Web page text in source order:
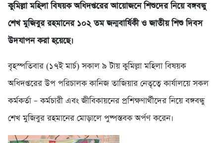
কুমিল্লা মহিলা বিষয়ক অধিদপ্তরের আয়োজনে শিশুদের নিয়ে বঙ্গবন্ধু
শেখ মুজিবুর রহমানের ১০২ তম জন্মবার্ষিকী ও জাতীয় শিশু দিবস
উদযাপন করা হয়েছে।
বৃহস্পতিবার (১৭ই মার্চ) সকাল ৯ টায় কুমিল্লা মহিলা বিষয়ক
অধিদপ্তরের উপ পরিচালক কানিজ তাজিয়ার নেতৃত্বে কার্যালয়ে সকল
কর্মকর্তা – কর্মচারী এবং জীবিকায়নের প্রশিক্ষণার্থীদের নিয়ে বঙ্গবন্ধু
শেখ মুজিবুর রহমানের মোড়ালে পুষ্পস্তবক অর্পণ করেন।